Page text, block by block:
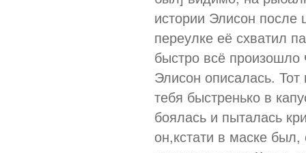
истории Элисон
переулке её схватил
быстро всё произошло
Элисон описалась.
тебя быстренько в
боялась и пыталась
он,кстати в маске